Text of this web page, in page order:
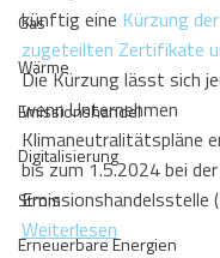
Gas
Wärme
Emissionshandel
Digitalisierung
Strom
Erneuerbare Energien
künftig eine Kürzung
zugeteilten Zertifikate
Die Kürzung lässt sich
wenn Unternehmen
Klimaneutralitätspläne
bis zum 1.5.2024 bei
Emissionshandelsstelle
Weiterlesen